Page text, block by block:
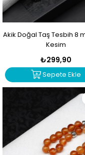
Akik Doğal Taş Tesbih 8
Kesim
₺299,90
Sepete Ekle